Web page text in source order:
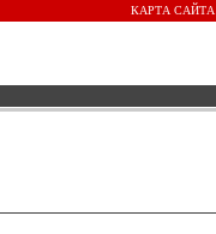
КАРТА САЙТА